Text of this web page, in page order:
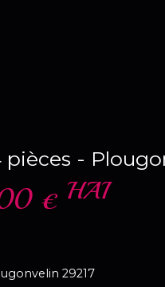
-
€ HAI
29217